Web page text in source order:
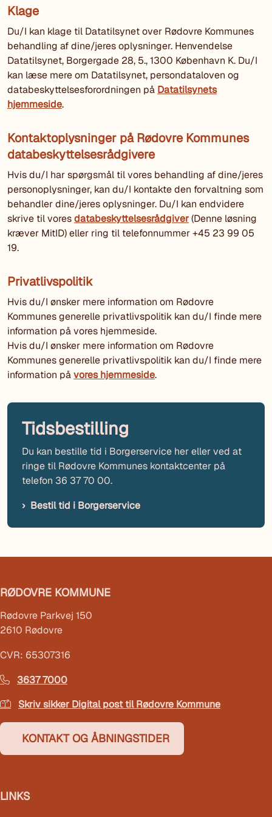
Klage
Du/I kan klage til Datatilsynet over Rødovre Kommunes
behandling af dine/jeres oplysninger. Henvendelse
Datatilsynet, Borgergade 28, 5., 1300 København K. Du/I
kan læse mere om Datatilsynet, persondataloven og
databeskyttelsesforordningen på Datatilsynets
hjemmeside.
Kontaktoplysninger på Rødovre Kommunes
databeskyttelsesrådgivere
Hvis du/I har spørgsmål til vores behandling af dine/jeres
personoplysninger, kan du/I kontakte den forvaltning som
behandler dine/jeres oplysninger. Du/I kan endvidere
skrive til voresdatabeskyttelsesrådgiver(Denne løsning
kræver MitID) eller ring til telefonnummer +45 23 99 05
19.
Privatlivspolitik
Hvis du/I ønsker mere information om Rødovre
Kommunes generelle privatlivspolitik kan du/I finde mere
information på vores hjemmeside.
Hvis du/I ønsker mere information om Rødovre
Kommunes generelle privatlivspolitik kan du/I finde mere
information påvores hjemmeside.
Tidsbestilling
Du kan bestille tid i Borgerservice her eller ved at
ringe til Rødovre Kommunes kontaktcenter på
telefon 36 37 70 00.
Bestil tid i Borgerservice
RØDOVRE KOMMUNE
Rødovre Parkvej 150
2610 Rødovre
CVR: 65307316
3637 7000
Skriv sikker Digital post til Rødovre Kommune
KONTAKT OG ÅBNINGSTIDER
LINKS